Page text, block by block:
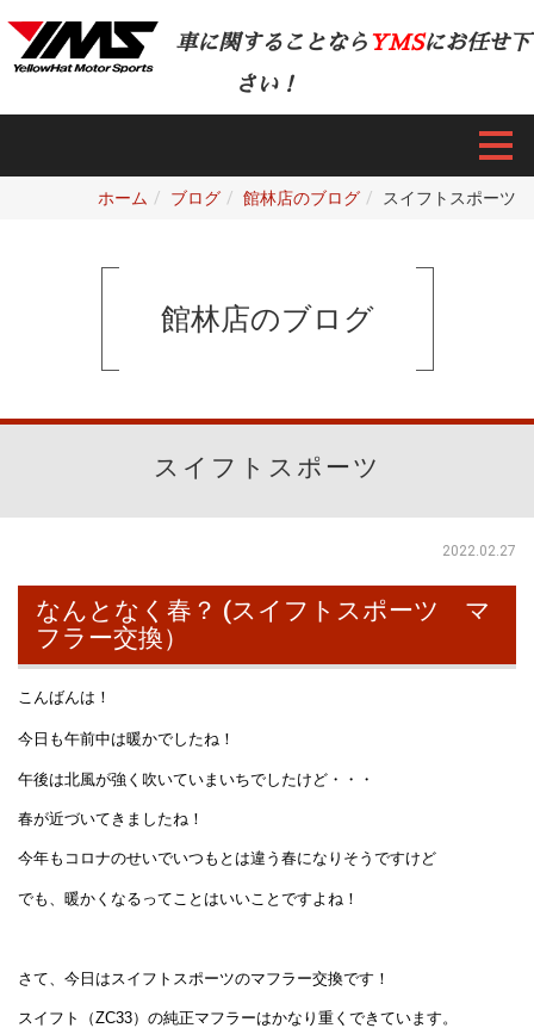
車に関することなら YMSにお任せ下
さい！
ホーム ブログ 館林店のブログ スイフトスポーツ
館林店のブログ
スイフトスポーツ
2022.02.27
なんとなく春？ (スイフトスポーツ マ
フラー交換）
こんばんは！
今日も午前中は暖かでしたね！
午後は北風が強く吹いていまいちでしたけど・・・
春が近づいてきましたね！
今年もコロナのせいでいつもとは違う春になりそうですけど
でも、暖かくなるってことはいいことですよね！
さて、今日はスイフトスポーツのマフラー交換です！
スイフト（ZC33）の純正マフラーはかなり重くできています。